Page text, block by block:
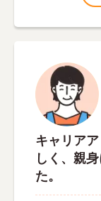
キャリア
しく、親
た。